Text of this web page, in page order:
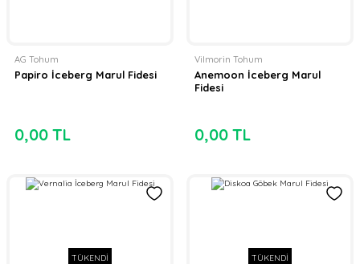
AG Tohum
Papiro İceberg Marul Fidesi
0,00 TL
Vilmorin Tohum
Anemoon İceberg Marul
Fidesi
0,00 TL
TÜKENDİ TÜKENDİ